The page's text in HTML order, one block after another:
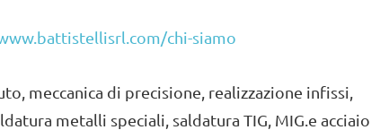
chi-siamo
meccanica di precisione, realizzazione infissi,
metalli speciali, saldatura TIG, MIG.e acciaio